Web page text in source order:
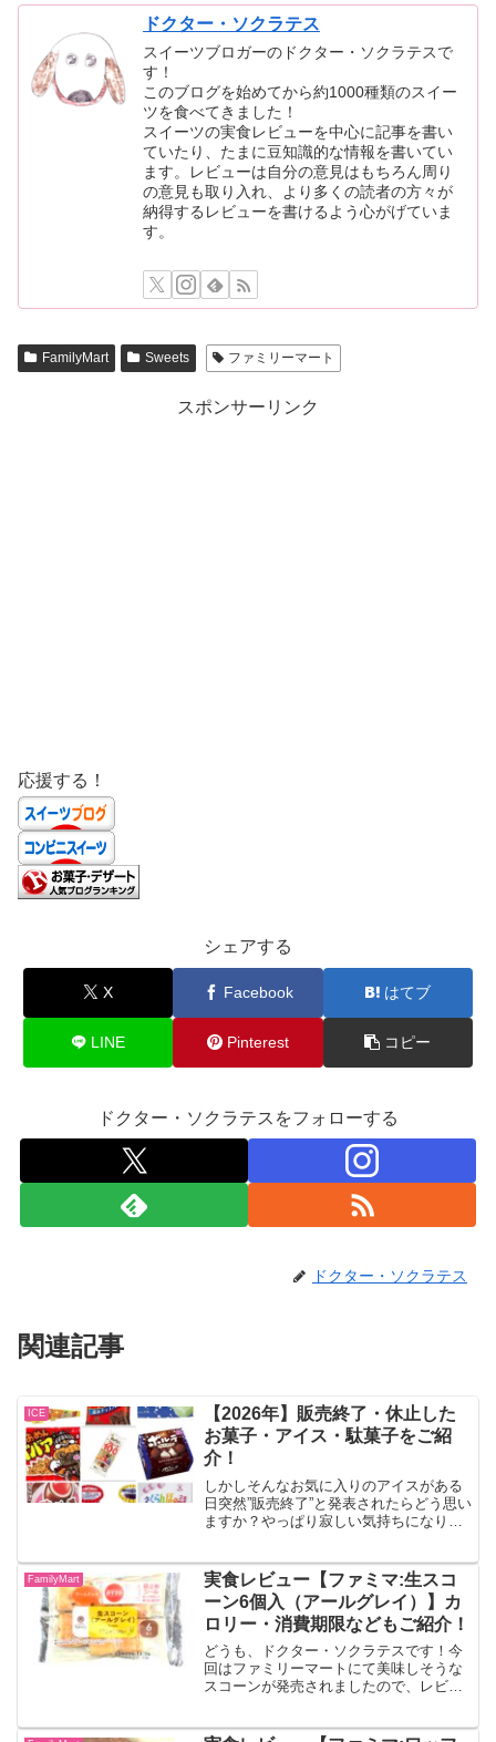
ドクター・ソクラテス
スイーツブロガーのドクター・ソクラテスで
す！
このブログを始めてから約1000種類のスイー
ツを食べてきました！
スイーツの実食レビューを中心に記事を書い
ていたり、たまに豆知識的な情報を書いてい
ます。レビューは自分の意見はもちろん周り
の意見も取り入れ、より多くの読者の方々が
納得するレビューを書けるよう心がげていま
す。
FamilyMart Sweets ファミリーマート
スポンサーリンク
応援する！
シェアする
X Facebook はてブ
LINE Pinterest コピー
ドクター・ソクラテスをフォローする
ドクター・ソクラテス
関連記事
ICE
【2026年】販売終了・休止した
お菓子・アイス・駄菓子をご紹
介！
しかしそんなお気に入りのアイスがある
日突然”販売終了”と発表されたらどう思い
ますか？やっぱり寂しい気持ちになりま
紹介します！
FamilyMart
実食レビュー【ファミマ:生スコ
ーン6個入（アールグレイ）】カ
ロリー・消費期限などもご紹介！
どうも、ドクター・ソクラテスです！今
回はファミリーマートにて美味しそうな
スコーンが発売されましたので、レビュ